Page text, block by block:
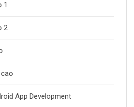
1
2
App Development